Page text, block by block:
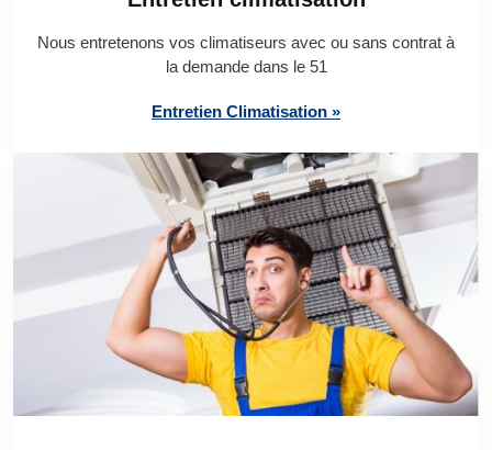
Nous entretenons vos climatiseurs avec ou sans contrat à
la demande dans le 51
Entretien Climatisation »